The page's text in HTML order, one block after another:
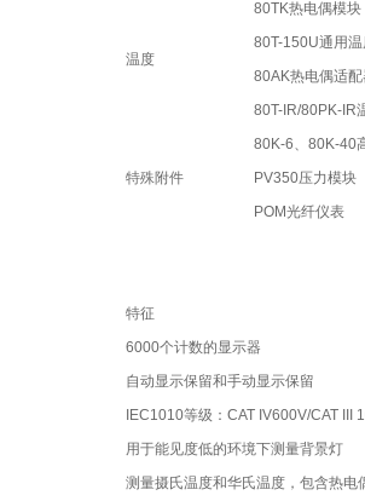
温度
80TK热电偶模块
80T-150U通用
80AK热电偶适配
80T-IR/80PK-IR
特殊附件
80K-6、80K-40
PV350压力模块
POM光纤仪表
特征
6000个计数的显示器
自动显示保留和手动显示保留
IEC1010等级：CAT IV600V/CAT III
用于能见度低的环境下测量背景灯
测量摄氏温度和华氏温度，包含热电